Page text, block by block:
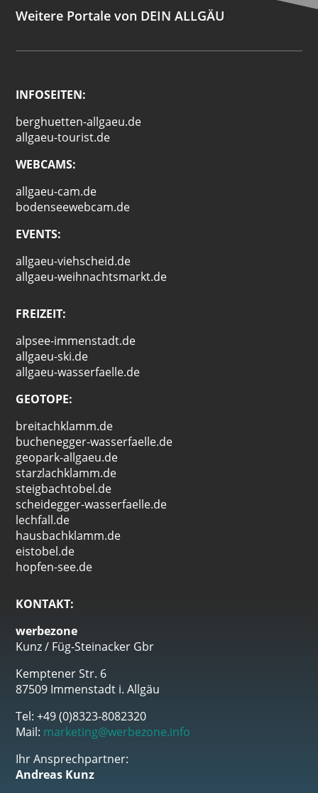
Weitere Portale von DEIN ALLGÄU
INFOSEITEN:
berghuetten-allgaeu.de
allgaeu-tourist.de
WEBCAMS:
allgaeu-cam.de
bodenseewebcam.de
EVENTS:
allgaeu-viehscheid.de
allgaeu-weihnachtsmarkt.de
FREIZEIT:
alpsee-immenstadt.de
allgaeu-ski.de
allgaeu-wasserfaelle.de
GEOTOPE:
breitachklamm.de
buchenegger-wasserfaelle.de
geopark-allgaeu.de
starzlachklamm.de
steigbachtobel.de
scheidegger-wasserfaelle.de
lechfall.de
hausbachklamm.de
eistobel.de
hopfen-see.de
KONTAKT:
werbezone
Kunz / Füg-Steinacker Gbr
Kemptener Str. 6
87509 Immenstadt i. Allgäu
Tel: +49 (0)8323-8082320
Mail: marketing@werbezone.info
Ihr Ansprechpartner:
Andreas Kunz